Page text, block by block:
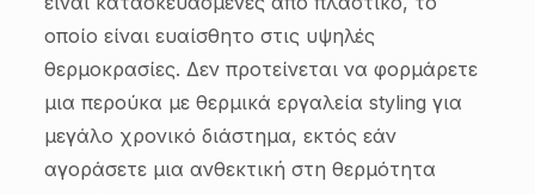
οποίο είναι ευαίσθητο στις υψηλές
θερμοκρασίες. Δεν προτείνεται να φορμάρετε
μια περούκα με θερμικά εργαλεία styling για
μεγάλο χρονικό διάστημα, εκτός εάν
αγοράσετε μια ανθεκτική στη θερμότητα